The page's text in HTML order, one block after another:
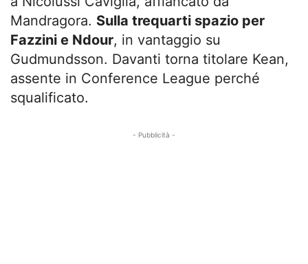
Mandragora. Sulla trequarti spazio per
Fazzini e Ndour, in vantaggio su
Gudmundsson. Davanti torna titolare Kean,
assente in Conference League perché
squalificato.
- Pubblicità -